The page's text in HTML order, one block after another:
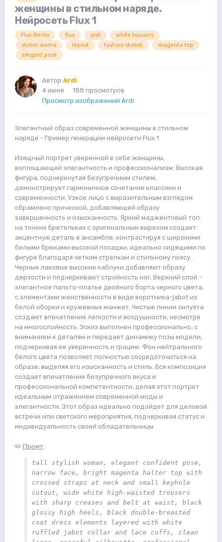
женщины в стильном наряде.
Нейросеть Flux 1
Flux.Bento flux ardi
white trousers
stylish woma
repost fashion sketch
magenta top
elegant pose
Автор Ardi
4 июня
188 просмотров
Просмотр изображений Ardi
Элегантный образ современной женщины в стильном
наряде - Пример генерации нейросети Flux 1
Изящный портрет уверенной в себе женщины,
воплощающей элегантность и профессионализм. Высокая
фигура, подчеркнутая безупречным стилем,
демонстрирует гармоничное сочетание классики и
современности. Узкое лицо с выразительным взглядом
обрамлено прической, добавляющей образу
завершенность и изысканность. Яркий маджентовый топ
на тонких бретельках с оригинальным вырезом создает
акцентную деталь в ансамбле, контрастируя с широкими
белыми брюками высокой посадки, идеально сидящими по
фигуре благодаря четким стрелкам и стильному поясу.
Черные лаковые высокие каблуки добавляют образу
дерзости и подчеркивают стройность ног. Верхний слой –
элегантное пальто-платье двойного борта черного цвета,
с элементами женственности в виде воротника-jabot из
белой оборки и кружевных манжет. Чистые линии силуэта
создают впечатление легкости и воздушности, несмотря
на многослойность. Эскиз выполнен профессионально, с
вниманием к деталям и передает динамику позы модели,
подчеркивая ее уверенность и грацию. Фон нейтрального
белого цвета позволяет полностью сосредоточиться на
образе, выделяя его изысканность и стиль. Вся композиция
создает впечатление безупречного вкуса и
профессиональной компетентности, делая этот портрет
идеальным отражением современной моды и
элегантности. Этот образ идеально подойдет для деловой
встречи или светского мероприятия, подчеркивая статус и
индивидуальность своей обладательницы
✏️ Промт:
tall stylish woman, elegant confident pose,
narrow face, bright magenta halter top with
crossed straps at neck and small keyhole
cutout, wide white high-waisted trousers
with sharp creases and belt at waist, black
glossy high heels, black double-breasted
coat dress elements layered with white
ruffled jabot collar and lace cuffs, clean